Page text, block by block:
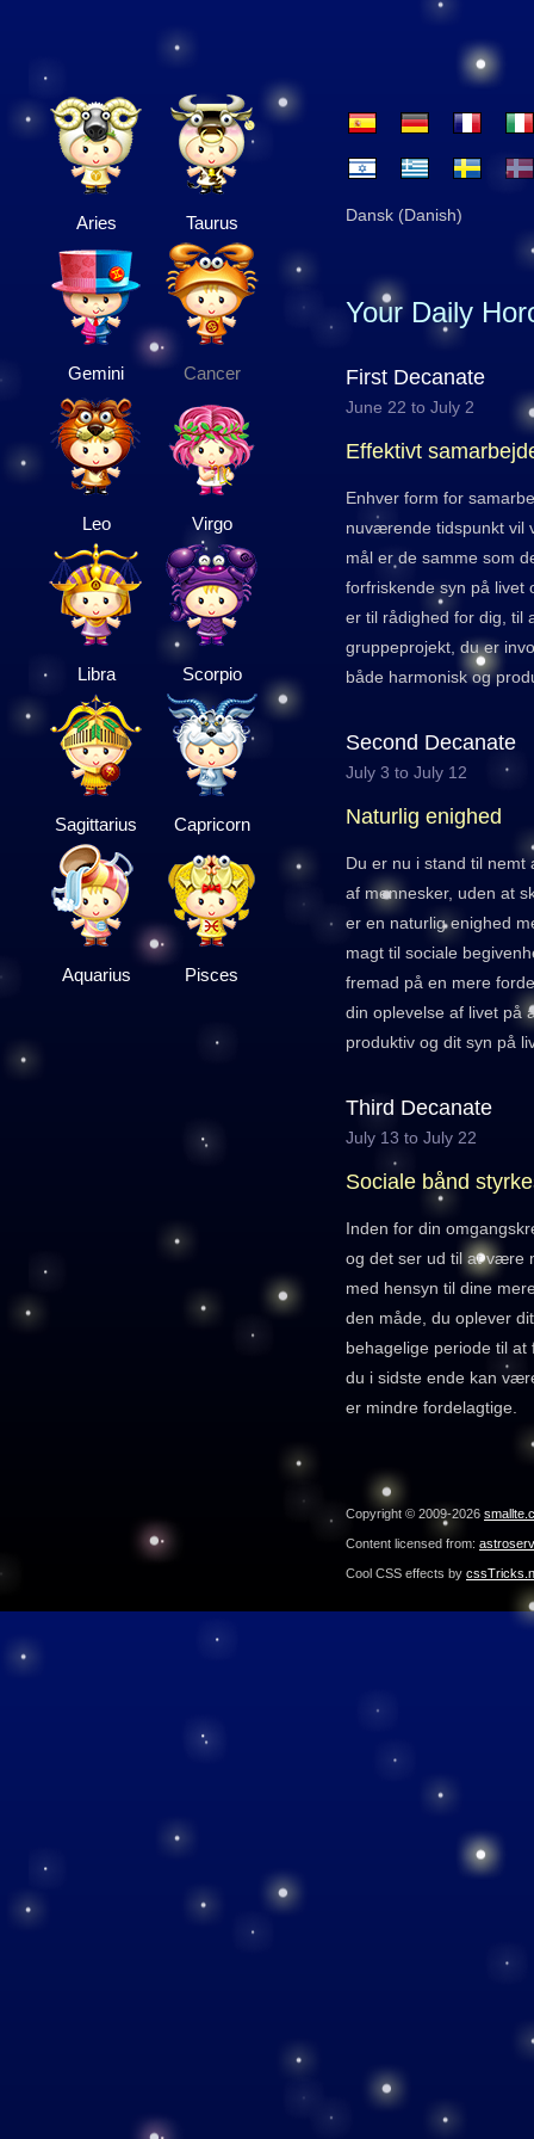
Aries Taurus
Gemini Cancer
Leo Virgo
Libra Scorpio
Sagittarius Capricorn
Aquarius Pisces
Dansk (Danish)
Your Daily
First Decanate
June 22 to July 2
Effektivt
Enhver form for
nuværende tidspunkt vil
mål er de samme som
forfriskende syn på
er til rådighed for dig, til
gruppeprojekt, du er
både harmonisk og
Second Decanate
July 3 to July 12
Naturlig enighed
Du er nu i stand til nemt
af mennesker, uden at
er en naturlig enighed
magt til sociale
fremad på en mere
din oplevelse af livet på
produktiv og dit syn på
Third Decanate
July 13 to July 22
Sociale bånd
Inden for din
og det ser ud til at være
med hensyn til dine
den måde, du oplever
behagelige periode til
du i sidste ende kan
er mindre fordelagtige.
Copyright © 2009-2026
Content licensed from:
Cool CSS effects by